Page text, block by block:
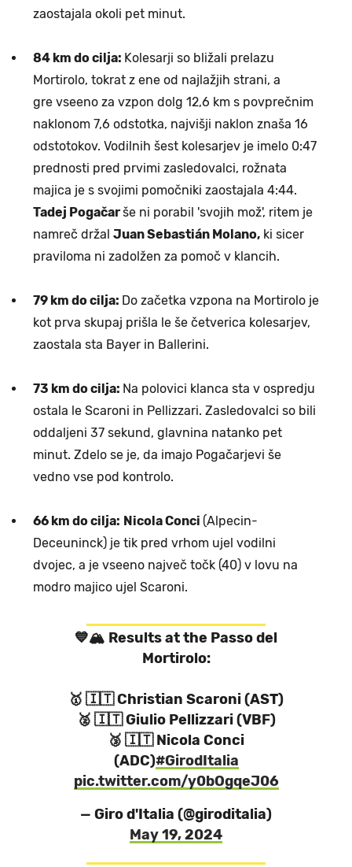
zaostajala okoli pet minut.
84 km do cilja: Kolesarji so bližali prelazu
Mortirolo, tokrat z ene od najlažjih strani, a
gre vseeno za vzpon dolg 12,6 km s povprečnim
naklonom 7,6 odstotka, najvišji naklon znaša 16
odstotokov. Vodilnih šest kolesarjev je imelo 0:47
prednosti pred prvimi zasledovalci, rožnata
majica je s svojimi pomočniki zaostajala 4:44.
Tadej Pogačarše ni porabil 'svojih mož', ritem je
namreč držal Juan Sebastián Molano, ki sicer
praviloma ni zadolžen za pomoč v klancih.
79 km do cilja: Do začetka vzpona na Mortirolo je
kot prva skupaj prišla le še četverica kolesarjev,
zaostala sta Bayer in Ballerini.
73 km do cilja: Na polovici klanca sta v ospredju
ostala le Scaroni in Pellizzari. Zasledovalci so bili
oddaljeni 37 sekund, glavnina natanko pet
minut. Zdelo se je, da imajo Pogačarjevi še
vedno vse pod kontrolo.
66 km do cilja: Nicola Conci (Alpecin-
Deceuninck) je tik pred vrhom ujel vodilni
dvojec, a je vseeno največ točk (40) v lovu na
modro majico ujel Scaroni.
💙🏔️ Results at the Passo del
Mortirolo:
🥇 🇮🇹 Christian Scaroni (AST)
🥈 🇮🇹 Giulio Pellizzari (VBF)
🥉 🇮🇹 Nicola Conci
(ADC)#GirodItalia
pic.twitter.com/y0bOgqeJ06
— Giro d'Italia (@giroditalia)
May 19, 2024